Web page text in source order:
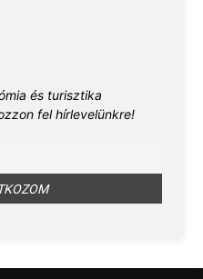
és turisztika
fel hírlevelünkre!